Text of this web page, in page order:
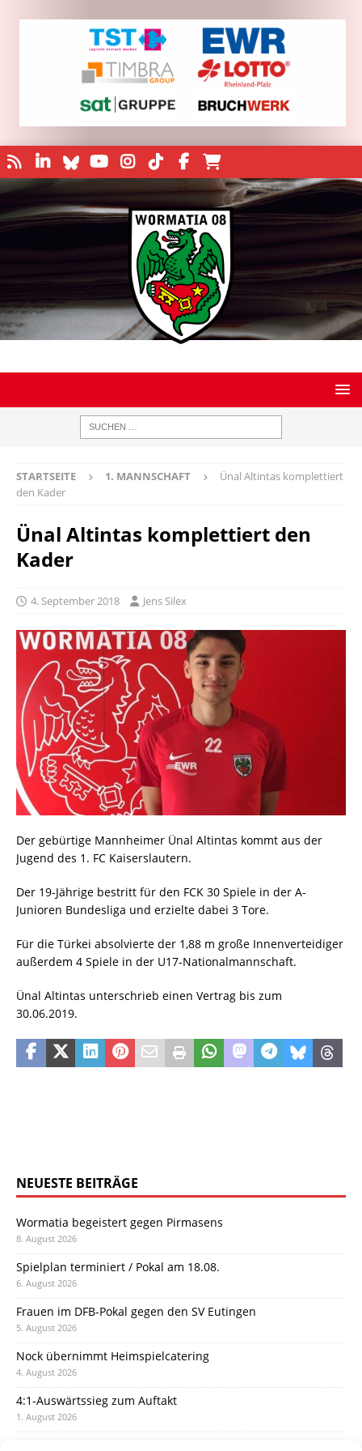
STARTSEITE 1. MANNSCHAFT
Ünal Altintas komplettiert
den Kader
Ünal Altintas komplettiert den
Kader
4. September 2018 Jens Silex
Der gebürtige Mannheimer Ünal Altintas kommt aus der
Jugend des 1. FC Kaiserslautern.
Der 19-Jährige bestritt für den FCK 30 Spiele in der A-
Junioren Bundesliga und erzielte dabei 3 Tore.
Für die Türkei absolvierte der 1,88 m große Innenverteidiger
außerdem 4 Spiele in der U17-Nationalmannschaft.
Ünal Altintas unterschrieb einen Vertrag bis zum
30.06.2019.
NEUESTE BEITRÄGE
Wormatia begeistert gegen Pirmasens
8. August 2026
Spielplan terminiert / Pokal am 18.08.
6. August 2026
Frauen im DFB-Pokal gegen den SV Eutingen
5. August 2026
Nock übernimmt Heimspielcatering
4. August 2026
4:1-Auswärtssieg zum Auftakt
1. August 2026